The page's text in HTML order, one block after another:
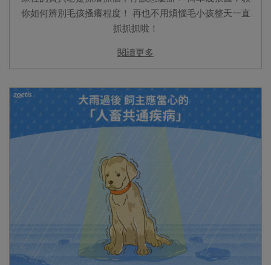
你如何辨別毛孩搔癢程度！ 再也不用煩惱毛小孩整天一直
抓抓抓啦！
閱讀更多